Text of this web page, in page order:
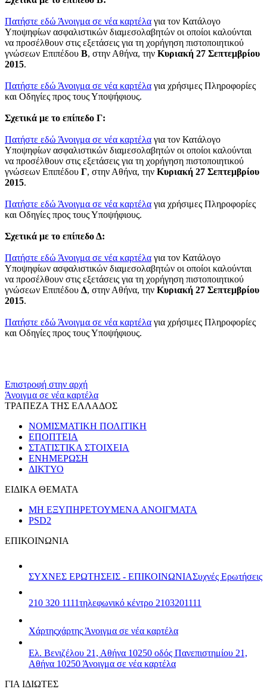
Πατήστε εδώ Άνοιγμα σε νέα καρτέλα για τον Κατάλογο
Υποψηφίων ασφαλιστικών διαμεσολαβητών οι οποίοι καλούνται
να προσέλθουν στις εξετάσεις για τη χορήγηση πιστοποιητικού
γνώσεων Επιπέδου Β, στην Αθήνα, την Κυριακή 27 Σεπτεμβρίου
2015.
Πατήστε εδώ Άνοιγμα σε νέα καρτέλα για χρήσιμες Πληροφορίες
και Οδηγίες προς τους Υποψήφιους.
Σχετικά με το επίπεδο Γ:
Πατήστε εδώ Άνοιγμα σε νέα καρτέλα για τον Κατάλογο
Υποψηφίων ασφαλιστικών διαμεσολαβητών οι οποίοι καλούνται
να προσέλθουν στις εξετάσεις για τη χορήγηση πιστοποιητικού
γνώσεων Επιπέδου Γ, στην Αθήνα, την Κυριακή 27 Σεπτεμβρίου
2015.
Πατήστε εδώ Άνοιγμα σε νέα καρτέλα για χρήσιμες Πληροφορίες
και Οδηγίες προς τους Υποψήφιους.
Σχετικά με το επίπεδο Δ:
Πατήστε εδώ Άνοιγμα σε νέα καρτέλα για τον Κατάλογο
Υποψηφίων ασφαλιστικών διαμεσολαβητών οι οποίοι καλούνται
να προσέλθουν στις εξετάσεις για τη χορήγηση πιστοποιητικού
γνώσεων Επιπέδου Δ, στην Αθήνα, την Κυριακή 27 Σεπτεμβρίου
2015.
Πατήστε εδώ Άνοιγμα σε νέα καρτέλα για χρήσιμες Πληροφορίες
και Οδηγίες προς τους Υποψήφιους.
Επιστροφή στην αρχή
Άνοιγμα σε νέα καρτέλα
ΤΡΑΠΕΖΑ ΤΗΣ ΕΛΛΑΔΟΣ
ΝΟΜΙΣΜΑΤΙΚΗ ΠΟΛΙΤΙΚΗ
ΕΠΟΠΤΕΙΑ
ΣΤΑΤΙΣΤΙΚΑ ΣΤΟΙΧΕΙΑ
ΕΝΗΜΕΡΩΣΗ
ΔΙΚΤΥΟ
ΕΙΔΙΚΑ ΘΕΜΑΤΑ
ΜΗ ΕΞΥΠΗΡΕΤΟΥΜΕΝΑ ΑΝΟΙΓΜΑΤΑ
PSD2
ΕΠΙΚΟΙΝΩΝΙΑ
ΣΥΧΝΕΣ ΕΡΩΤΗΣΕΙΣ - ΕΠΙΚΟΙΝΩΝΙΑΣυχνές Ερωτήσεις
210 320 1111τηλεφωνικό κέντρο 2103201111
Χάρτηςχάρτης Άνοιγμα σε νέα καρτέλα
Ελ. Βενιζέλου 21, Αθήνα 10250 οδός Πανεπιστημίου 21,
Αθήνα 10250 Άνοιγμα σε νέα καρτέλα
ΓΙΑ ΙΔΙΩΤΕΣ